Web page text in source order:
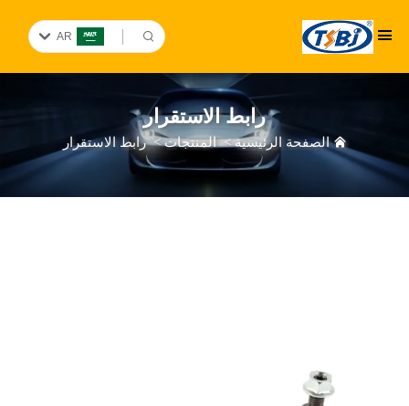
AR
رابط الاستقرار
الصفحة الرئيسية>المنتجات>رابط الاستقرار